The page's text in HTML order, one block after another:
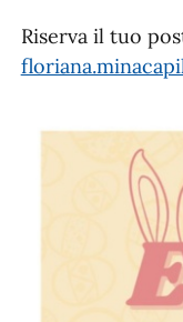
Riserva il tuo